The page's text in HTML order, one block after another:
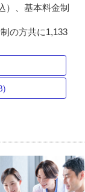
）、基本料金制
の方共に1,133